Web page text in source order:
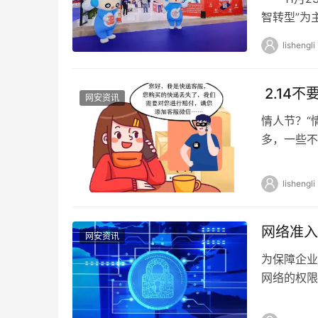
智转型”为
域。国内
lishengli
网安资讯 2.14不
情人节？“
多，一些
lishengli
网安资讯 网络准
为保障企
网络的权